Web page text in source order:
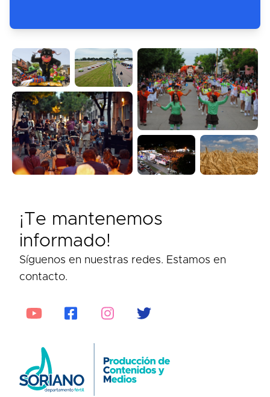
¡Te mantenemos
informado!
Síguenos en nuestras redes. Estamos en
contacto.